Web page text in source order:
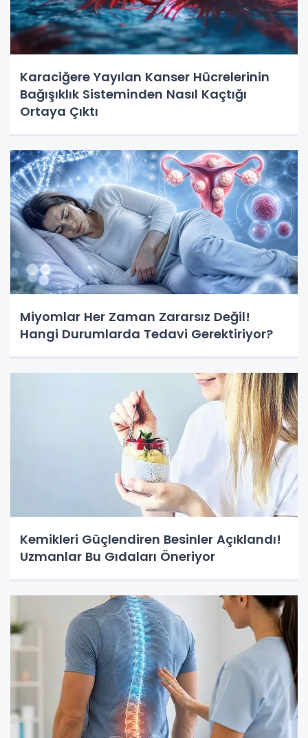
Karaciğere Yayılan Kanser Hücrelerinin
Bağışıklık Sisteminden Nasıl Kaçtığı
Ortaya Çıktı
Miyomlar Her Zaman Zararsız Değil!
Hangi Durumlarda Tedavi Gerektiriyor?
Kemikleri Güçlendiren Besinler Açıklandı!
Uzmanlar Bu Gıdaları Öneriyor